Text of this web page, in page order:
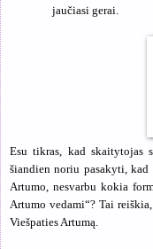
jaučiasi gerai.
Esu tikras, kad skaitytojas
šiandien noriu pasakyti, kad
Artumo, nesvarbu kokia
Artumo vedami“? Tai
Viešpaties Artumą.